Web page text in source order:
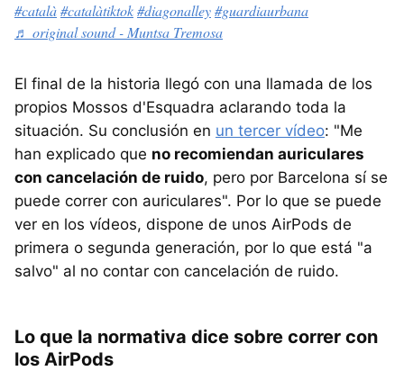
#català#catalàtiktok#diagonalley#guardiaurbana
♬ original sound - Muntsa Tremosa
El final de la historia llegó con una llamada de los
propios Mossos d'Esquadra aclarando toda la
situación. Su conclusión en un tercer vídeo: "Me
han explicado que no recomiendan auriculares
con cancelación de ruido, pero por Barcelona sí se
puede correr con auriculares". Por lo que se puede
ver en los vídeos, dispone de unos AirPods de
primera o segunda generación, por lo que está "a
salvo" al no contar con cancelación de ruido.
Lo que la normativa dice sobre correr con
los AirPods